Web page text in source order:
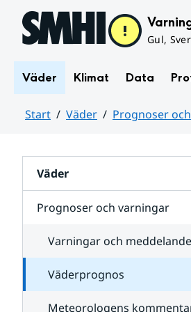
Hoppa till sidans innehåll
Gul,
Väder Klimat Data
Start Väder Prognoser
Väder
Prognoser och varningar
Varningar och
Väderprognos
Meteorologens